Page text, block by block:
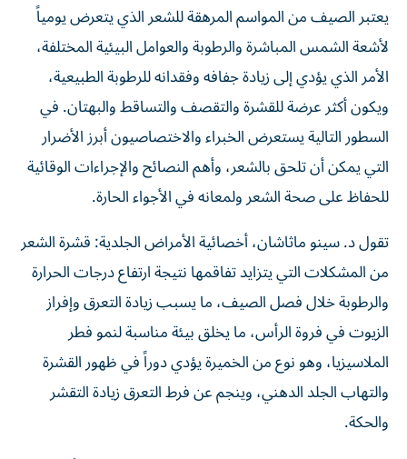
يعتبر الصيف من المواسم المرهقة للشعر الذي يتعرض يومياً
لأشعة الشمس المباشرة والرطوبة والعوامل البيئية المختلفة،
الأمر الذي يؤدي إلى زيادة جفافه وفقدانه للرطوبة الطبيعية،
ويكون أكثر عرضة للقشرة والتقصف والتساقط والبهتان. في
السطور التالية يستعرض الخبراء والاختصاصيون أبرز الأضرار
التي يمكن أن تلحق بالشعر، وأهم النصائح والإجراءات الوقائية
للحفاظ على صحة الشعر ولمعانه في الأجواء الحارة.
تقول د. سينو ماثاشان، أخصائية الأمراض الجلدية: قشرة الشعر
من المشكلات التي يتزايد تفاقمها نتيجة ارتفاع درجات الحرارة
والرطوبة خلال فصل الصيف، ما يسبب زيادة التعرق وإفراز
الزيوت في فروة الرأس، ما يخلق بيئة مناسبة لنمو فطر
الملاسيزيا، وهو نوع من الخميرة يؤدي دوراً في ظهور القشرة
والتهاب الجلد الدهني، وينجم عن فرط التعرق زيادة التقشر
والحكة.